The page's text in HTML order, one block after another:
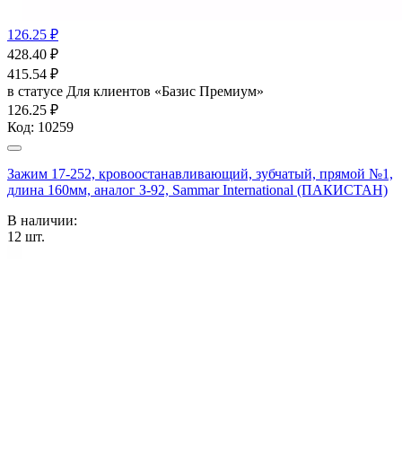
126.25 ₽
428.40 ₽
415.54 ₽
в статусе Для клиентов «Базис Премиум»
126.25 ₽
Код: 10259
Зажим 17-252, кровоостанавливающий, зубчатый, прямой №1,
длина 160мм, аналог З-92, Sammar International (ПАКИСТАН)
В наличии:
12 шт.